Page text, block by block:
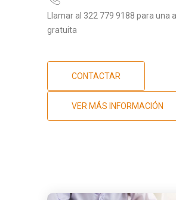
Llamar al 322 779 9188 para una
gratuita
CONTACTAR
VER MÁS INFORMACIÓN